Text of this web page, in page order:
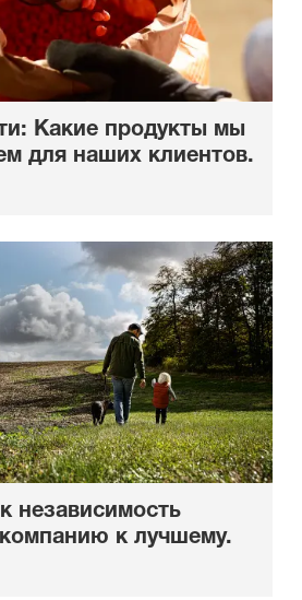
Какие продукты мы
для наших клиентов.
независимость
к лучшему.